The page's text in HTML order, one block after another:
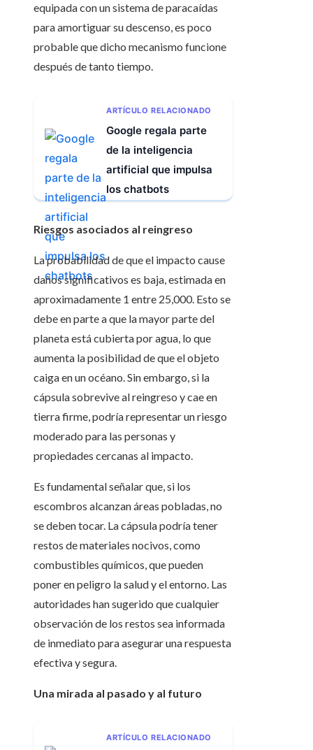
equipada con un sistema de paracaídas
para amortiguar su descenso, es poco
probable que dicho mecanismo funcione
después de tanto tiempo.
ARTÍCULO RELACIONADO
Google regala parte
de la inteligencia
artificial que impulsa
los chatbots
Riesgos asociados al reingreso
La probabilidad de que el impacto cause
daños significativos es baja, estimada en
aproximadamente 1 entre 25,000. Esto se
debe en parte a que la mayor parte del
planeta está cubierta por agua, lo que
aumenta la posibilidad de que el objeto
caiga en un océano. Sin embargo, si la
cápsula sobrevive al reingreso y cae en
tierra firme, podría representar un riesgo
moderado para las personas y
propiedades cercanas al impacto.
Es fundamental señalar que, si los
escombros alcanzan áreas pobladas, no
se deben tocar. La cápsula podría tener
restos de materiales nocivos, como
combustibles químicos, que pueden
poner en peligro la salud y el entorno. Las
autoridades han sugerido que cualquier
observación de los restos sea informada
de inmediato para asegurar una respuesta
efectiva y segura.
Una mirada al pasado y al futuro
ARTÍCULO RELACIONADO